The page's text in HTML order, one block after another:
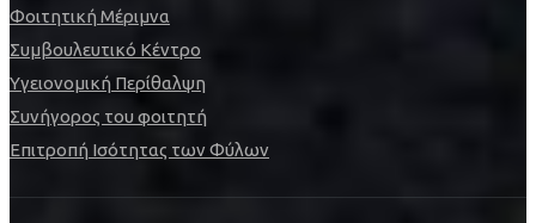
Φοιτητική Μέριμνα
Συμβουλευτικό Κέντρο
Υγειονομική Περίθαλψη
Συνήγορος του φοιτητή
Επιτροπή Ισότητας των Φύλων